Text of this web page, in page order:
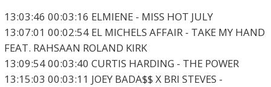
13:03:46 00:03:16 ELMIENE - MISS HOT JULY
13:07:01 00:02:54 EL MICHELS AFFAIR - TAKE MY HAND
FEAT. RAHSAAN ROLAND KIRK
13:09:54 00:03:40 CURTIS HARDING - THE POWER
13:15:03 00:03:11 JOEY BADA$$ X BRI STEVES -